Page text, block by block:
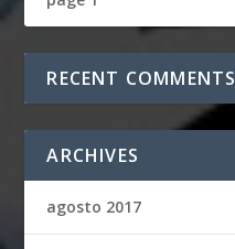
RECENT COMMENTS
ARCHIVES
agosto 2017